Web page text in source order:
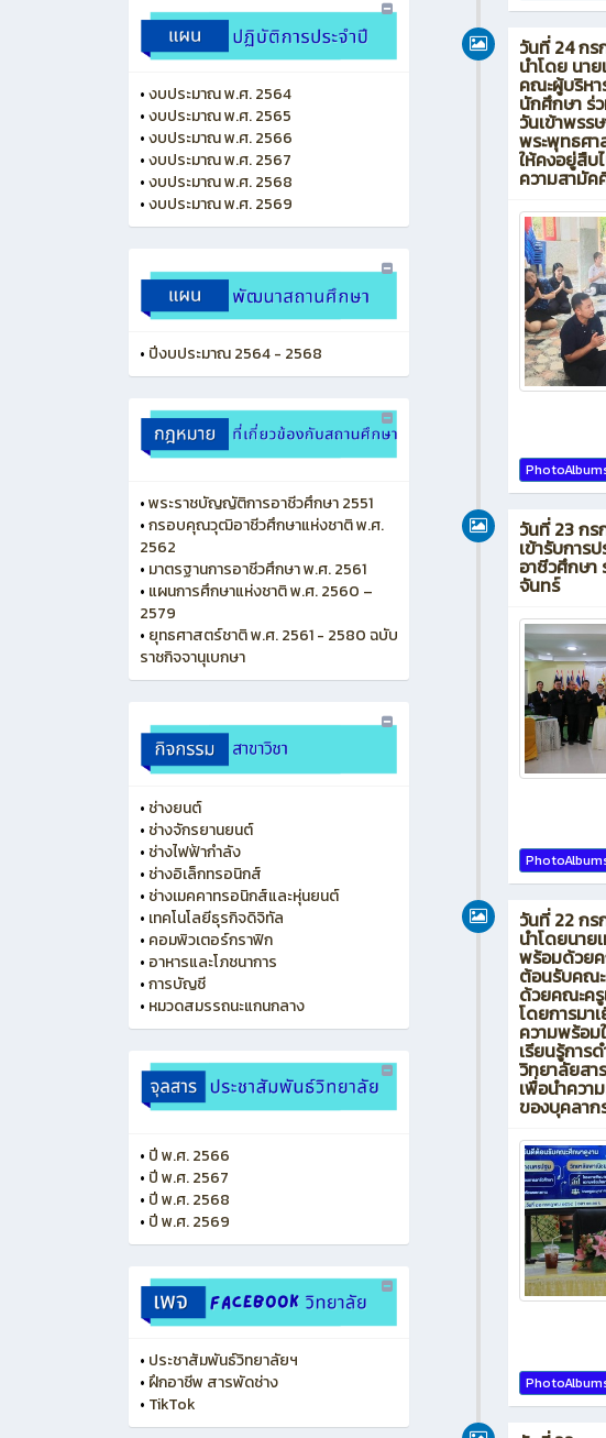
•งบประมาณ พ.ศ. 2564
•งบประมาณ พ.ศ. 2565
•งบประมาณ พ.ศ. 2566
•งบประมาณ พ.ศ. 2567
•งบประมาณ พ.ศ. 2568
•งบประมาณ พ.ศ. 2569
• ปีงบประมาณ 2564 - 2568
•พระราชบัญญัติการอาชีวศึกษา 2551
•กรอบคุณวุฒิอาชีวศึกษาแห่งชาติ พ.ศ.
2562
• มาตรฐานการอาชีวศึกษา พ.ศ. 2561
• แผนการศึกษาแห่งชาติ พ.ศ. 2560 –
2579
• ยุทธศาสตร์ชาติ พ.ศ. 2561 - 2580 ฉบับ
ราชกิจจานุเบกษา
• ช่างยนต์
• ช่างจักรยานยนต์
• ช่างไฟฟ้ากำลัง
• ช่างอิเล็กทรอนิกส์
• ช่างเมคคาทรอนิกส์และหุ่นยนต์
• เทคโนโลยีธุรกิจดิจิทัล
• คอมพิวเตอร์กราฟิก
• อาหารและโภชนาการ
•การบัญชี
• หมวดสมรรถนะแกนกลาง
• ปี พ.ศ. 2566
• ปี พ.ศ. 2567
• ปี พ.ศ. 2568
• ปี พ.ศ. 2569
• ประชาสัมพันธ์วิทยาลัยฯ
• ฝึกอาชีพ สารพัดช่าง
• TikTok
วันที่ 24 ก
นำโดย นา
คณะผู้บริหา
นักศึกษา ร่
วันเข้าพรร
พระพุทธศ
ให้คงอยู่สืบ
ความสามั
วันที่ 23 ก
เข้ารับการ
อาชีวศึกษา
จันทร์
วันที่ 22 ก
นำโดยนาย
พร้อมด้วยค
ต้อนรับคณ
ด้วยคณะครู
โดยการมา
ความพร้อม
เรียนรู้การ
วิทยาลัยสา
เพื่อนำควา
ของบุคลาก